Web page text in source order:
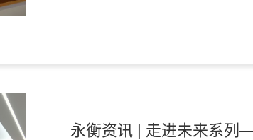
永衡资讯 | 走进未来系列